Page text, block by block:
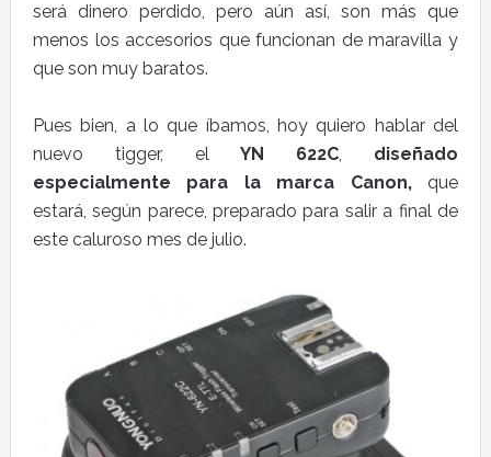
será dinero perdido, pero aún así, son más que
menos los accesorios que funcionan de maravilla y
que son muy baratos.
Pues bien, a lo que íbamos, hoy quiero hablar del
nuevo tigger, elYN 622C, diseñado
especialmente para la marca Canon,que
estará, según parece, preparado para salir a final de
este caluroso mes de julio.